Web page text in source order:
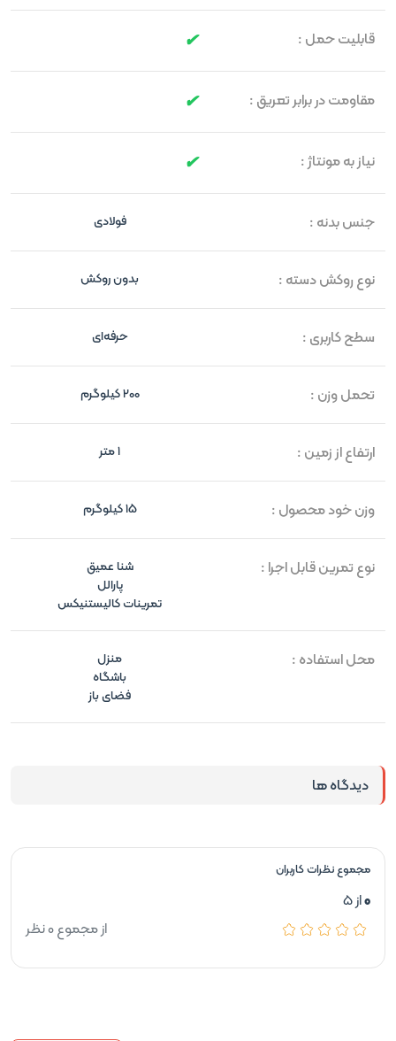
قابلیت حمل :
مقاومت در برابر تعریق :
نیاز به مونتاژ :
جنس بدنه : فولادی
نوع روکش دسته : بدون روکش
سطح کاربری : حرفه‌ای
تحمل وزن : 200 کیلوگرم
ارتفاع از زمین : 1 متر
وزن خود محصول : 15 کیلوگرم
نوع تمرین قابل اجرا :
شنا عمیق
پارالل
تمرینات کالیستنیکس
محل استفاده :
منزل
باشگاه
فضای باز
دیدگاه ها
مجموع نظرات کاربران
0از 5
از مجموع 0 نظر